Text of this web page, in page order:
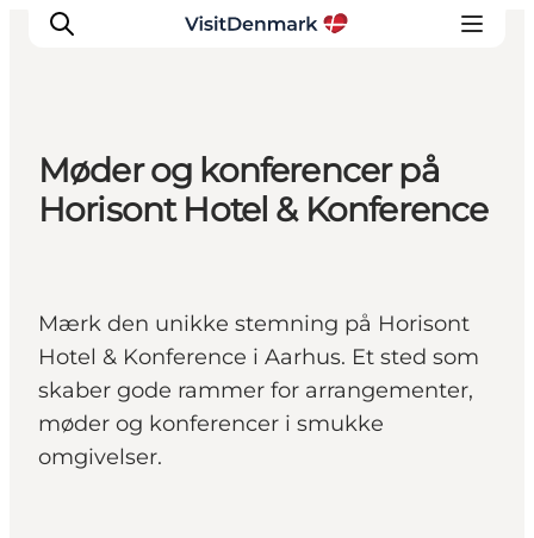
Inspiration
Planlæg ferien
Møder og konferencer på
Horisont Hotel & Konference
Mærk den unikke stemning på Horisont
Hotel & Konference i Aarhus. Et sted som
skaber gode rammer for arrangementer,
møder og konferencer i smukke
omgivelser.